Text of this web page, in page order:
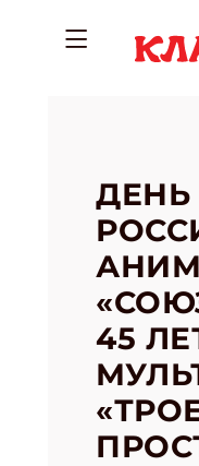
ДЕНЬ
45